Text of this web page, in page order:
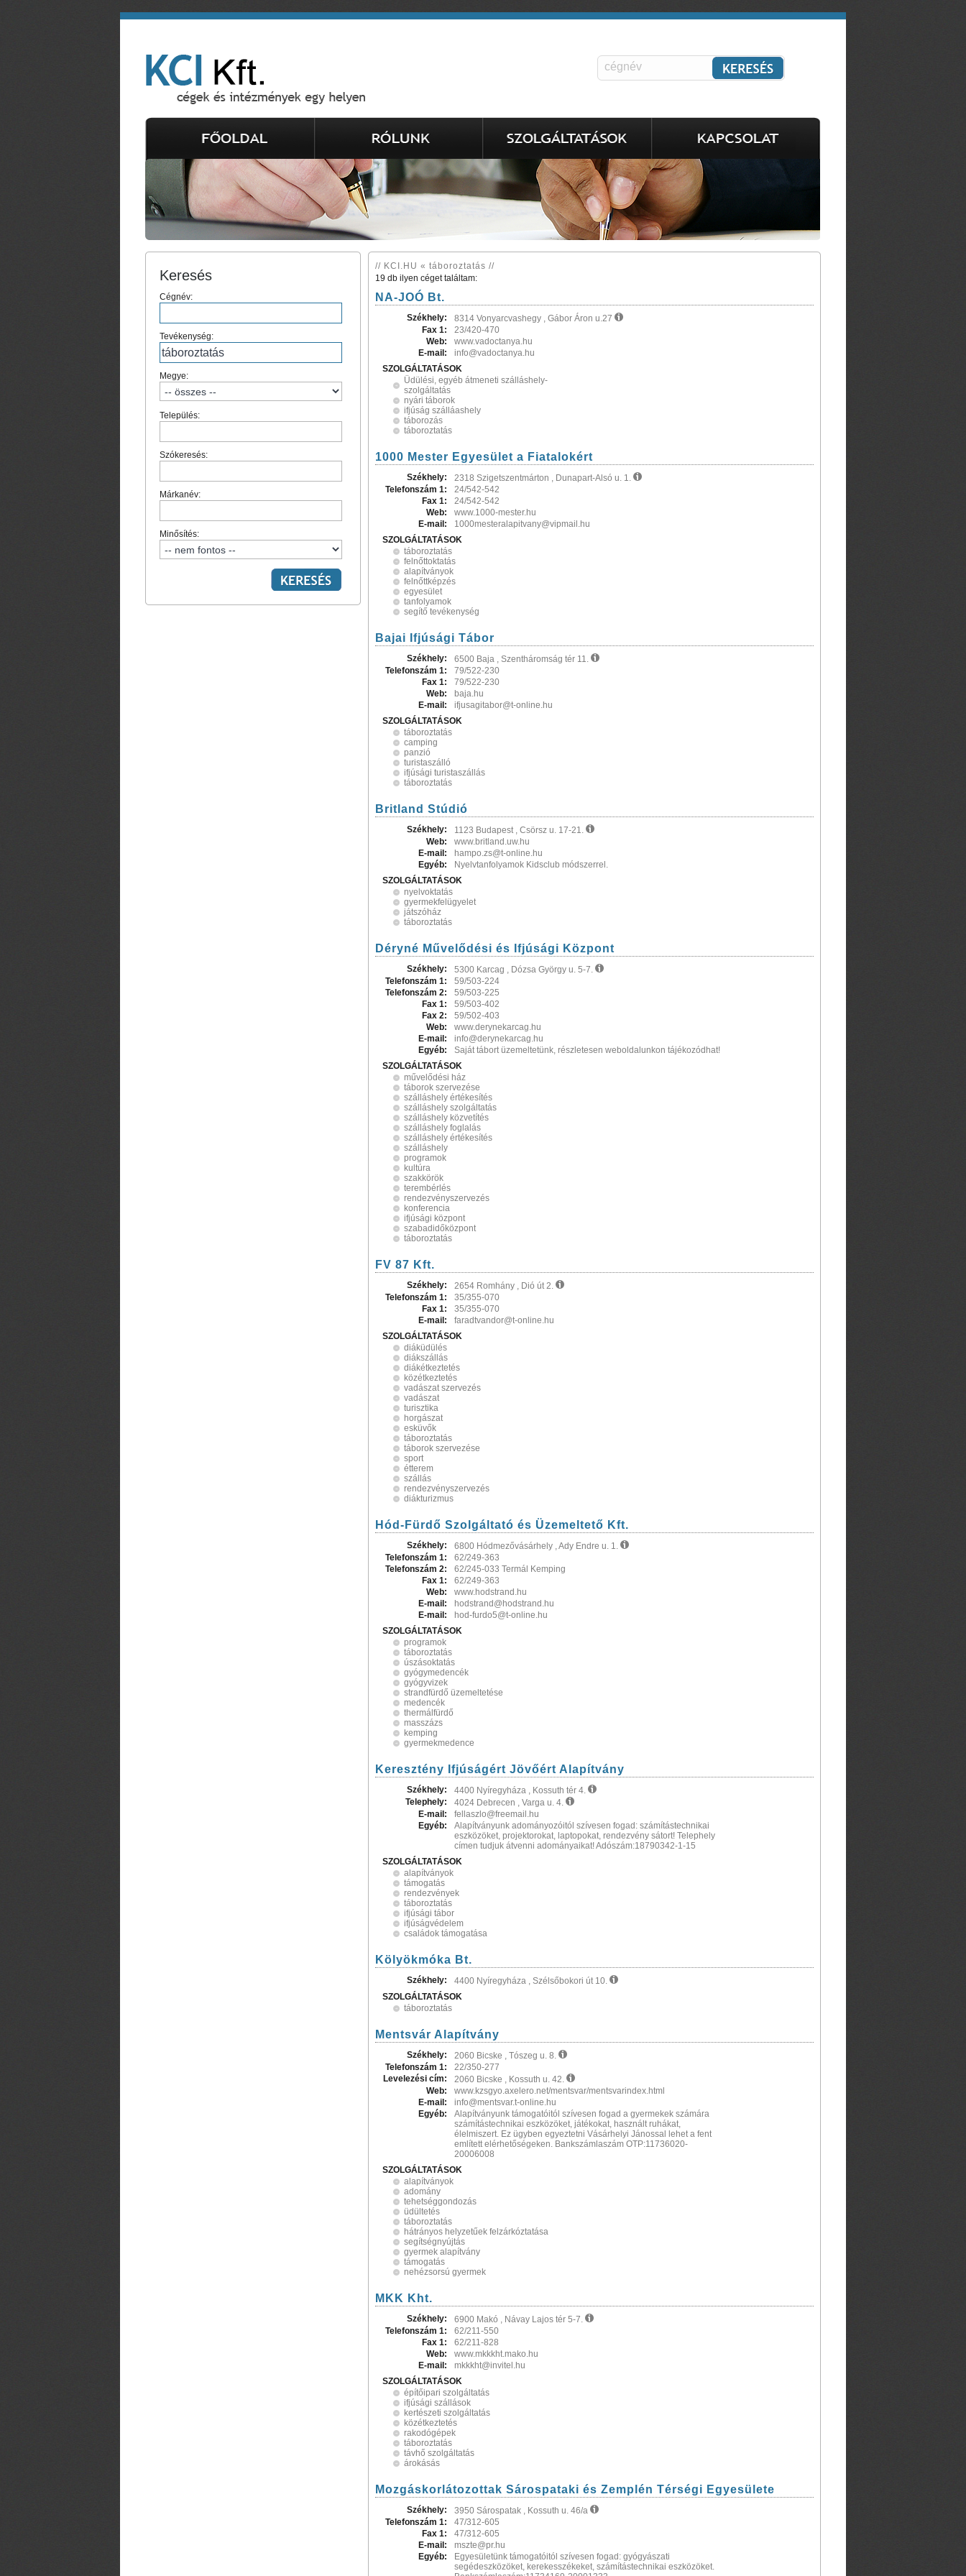
Keresés
Cégnév:
Tevékenység:
Megye:
Település:
Szókeresés:
Márkanév:
Minősítés:
// KCI.HU « táboroztatás //
19 db ilyen céget találtam:
NA-JOÓ Bt.
Székhely:
8314 Vonyarcvashegy , Gábor Áron u.27
Fax 1:
23/420-470
Web:
www.vadoctanya.hu
E-mail:
info@vadoctanya.hu
SZOLGÁLTATÁSOK
Üdülési, egyéb átmeneti szálláshely-
szolgáltatás
nyári táborok
ifjúság szálláashely
táborozás
táboroztatás
1000 Mester Egyesület a Fiatalokért
Székhely:
2318 Szigetszentmárton , Dunapart-Alsó u. 1.
Telefonszám 1:
24/542-542
Fax 1:
24/542-542
Web:
www.1000-mester.hu
E-mail:
1000mesteralapitvany@vipmail.hu
SZOLGÁLTATÁSOK
táboroztatás
felnőttoktatás
alapítványok
felnőttképzés
egyesület
tanfolyamok
segítő tevékenység
Bajai Ifjúsági Tábor
Székhely:
6500 Baja , Szentháromság tér 11.
Telefonszám 1:
79/522-230
Fax 1:
79/522-230
Web:
baja.hu
E-mail:
ifjusagitabor@t-online.hu
SZOLGÁLTATÁSOK
táboroztatás
camping
panzió
turistaszálló
ifjúsági turistaszállás
táboroztatás
Britland Stúdió
Székhely:
1123 Budapest , Csörsz u. 17-21.
Web:
www.britland.uw.hu
E-mail:
hampo.zs@t-online.hu
Egyéb:
Nyelvtanfolyamok Kidsclub módszerrel.
SZOLGÁLTATÁSOK
nyelvoktatás
gyermekfelügyelet
játszóház
táboroztatás
Déryné Művelődési és Ifjúsági Központ
Székhely:
5300 Karcag , Dózsa György u. 5-7.
Telefonszám 1:
59/503-224
Telefonszám 2:
59/503-225
Fax 1:
59/503-402
Fax 2:
59/502-403
Web:
www.derynekarcag.hu
E-mail:
info@derynekarcag.hu
Egyéb:
Saját tábort üzemeltetünk, részletesen weboldalunkon tájékozódhat!
SZOLGÁLTATÁSOK
művelődési ház
táborok szervezése
szálláshely értékesítés
szálláshely szolgáltatás
szálláshely közvetítés
szálláshely foglalás
szálláshely értékesítés
szálláshely
programok
kultúra
szakkörök
terembérlés
rendezvényszervezés
konferencia
ifjúsági központ
szabadidőközpont
táboroztatás
FV 87 Kft.
Székhely:
2654 Romhány , Dió út 2.
Telefonszám 1:
35/355-070
Fax 1:
35/355-070
E-mail:
faradtvandor@t-online.hu
SZOLGÁLTATÁSOK
diáküdülés
diákszállás
diákétkeztetés
közétkeztetés
vadászat szervezés
vadászat
turisztika
horgászat
esküvők
táboroztatás
táborok szervezése
sport
étterem
szállás
rendezvényszervezés
diákturizmus
Hód-Fürdő Szolgáltató és Üzemeltető Kft.
Székhely:
6800 Hódmezővásárhely , Ady Endre u. 1.
Telefonszám 1:
62/249-363
Telefonszám 2:
62/245-033 Termál Kemping
Fax 1:
62/249-363
Web:
www.hodstrand.hu
E-mail:
hodstrand@hodstrand.hu
E-mail:
hod-furdo5@t-online.hu
SZOLGÁLTATÁSOK
programok
táboroztatás
úszásoktatás
gyógymedencék
gyógyvizek
strandfürdő üzemeltetése
medencék
thermálfürdő
masszázs
kemping
gyermekmedence
Keresztény Ifjúságért Jövőért Alapítvány
Székhely:
4400 Nyíregyháza , Kossuth tér 4.
Telephely:
4024 Debrecen , Varga u. 4.
E-mail:
fellaszlo@freemail.hu
Egyéb:
Alapítványunk adományozóitól szívesen fogad: számítástechnikai
eszközöket, projektorokat, laptopokat, rendezvény sátort! Telephely
címen tudjuk átvenni adományaikat! Adószám:18790342-1-15
SZOLGÁLTATÁSOK
alapítványok
támogatás
rendezvények
táboroztatás
ifjúsági tábor
ifjúságvédelem
családok támogatása
Kölyökmóka Bt.
Székhely:
4400 Nyíregyháza , Szélsőbokori út 10.
SZOLGÁLTATÁSOK
táboroztatás
Mentsvár Alapítvány
Székhely:
2060 Bicske , Tószeg u. 8.
Telefonszám 1:
22/350-277
Levelezési cím:
2060 Bicske , Kossuth u. 42.
Web:
www.kzsgyo.axelero.net/mentsvar/mentsvarindex.html
E-mail:
info@mentsvar.t-online.hu
Egyéb:
Alapítványunk támogatóitól szívesen fogad a gyermekek számára
számítástechnikai eszközöket, játékokat, használt ruhákat,
élelmiszert. Ez ügyben egyeztetni Vásárhelyi Jánossal lehet a fent
említett elérhetőségeken. Bankszámlaszám OTP:11736020-
20006008
SZOLGÁLTATÁSOK
alapítványok
adomány
tehetséggondozás
üdültetés
táboroztatás
hátrányos helyzetűek felzárkóztatása
segítségnyújtás
gyermek alapítvány
támogatás
nehézsorsú gyermek
MKK Kht.
Székhely:
6900 Makó , Návay Lajos tér 5-7.
Telefonszám 1:
62/211-550
Fax 1:
62/211-828
Web:
www.mkkkht.mako.hu
E-mail:
mkkkht@invitel.hu
SZOLGÁLTATÁSOK
építőipari szolgáltatás
ifjúsági szállások
kertészeti szolgáltatás
közétkeztetés
rakodógépek
táboroztatás
távhő szolgáltatás
árokásás
Mozgáskorlátozottak Sárospataki és Zemplén Térségi Egyesülete
Székhely:
3950 Sárospatak , Kossuth u. 46/a
Telefonszám 1:
47/312-605
Fax 1:
47/312-605
E-mail:
mszte@pr.hu
Egyéb:
Egyesületünk támogatóitól szívesen fogad: gyógyászati
segédeszközöket, kerekesszékeket, számítástechnikai eszközöket.